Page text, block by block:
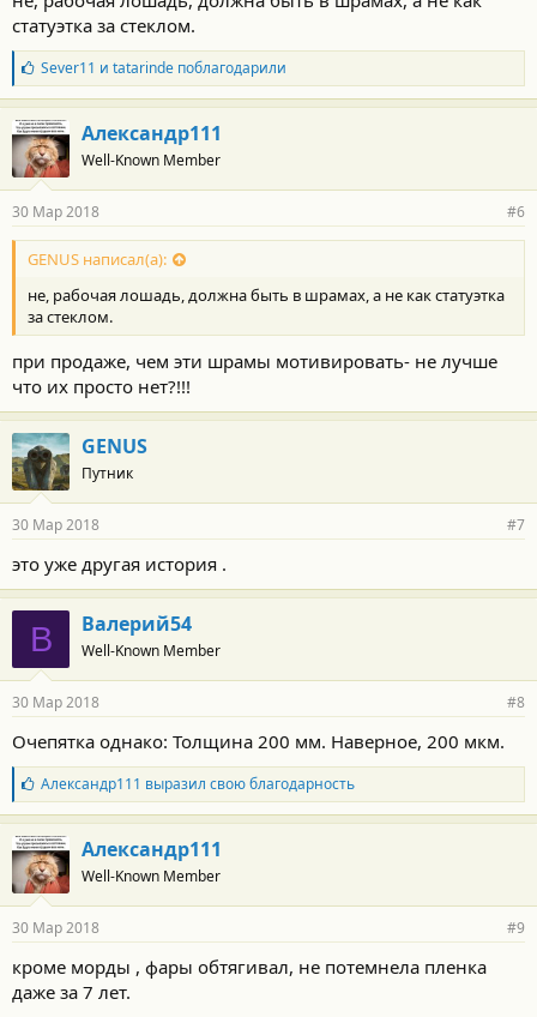
статуэтка за стеклом.
Б
л
а
г
о
д
а
н
о
с
и
:
Sever11 и tatarindeпоблагодарили
Александр111
Well-Known Member
30 Мар 2018 #6
GENUS написал(а):
не, рабочая лошадь, должна быть в шрамах, а не как статуэтка
за стеклом.
при продаже, чем эти шрамы мотивировать- не лучше
что их просто нет?!!!
GENUS
Путник
30 Мар 2018 #7
это уже другая история .
В Валерий54
Well-Known Member
30 Мар 2018 #8
Очепятка однако: Толщина 200 мм. Наверное, 200 мкм.
Б
л
а
г
о
д
а
н
с
т
Александр111 выразил свою благодарность
Александр111
Well-Known Member
30 Мар 2018 #9
кроме морды , фары обтягивал, не потемнела пленка
даже за 7 лет.